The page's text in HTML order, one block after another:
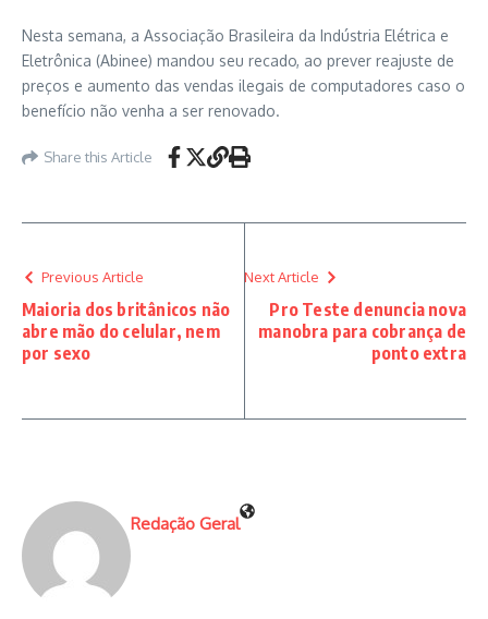
Nesta semana, a Associação Brasileira da Indústria Elétrica e
Eletrônica (Abinee) mandou seu recado, ao prever reajuste de
preços e aumento das vendas ilegais de computadores caso o
benefício não venha a ser renovado.
Share this Article
Previous Article
Maioria dos britânicos não
abre mão do celular, nem
por sexo
Next Article
Pro Teste denuncia nova
manobra para cobrança de
ponto extra
Redação Geral